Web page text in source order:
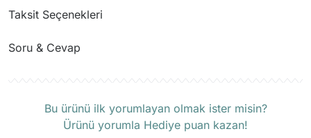
Bu ürüne ilk yorumu siz yapın!
diğer konularda yete
Taksit Seçenekleri
Soru & Cevap
Bu ürünü ilk yorumlayan olmak ister misin?
Ürünü yorumla Hediye puan kazan!